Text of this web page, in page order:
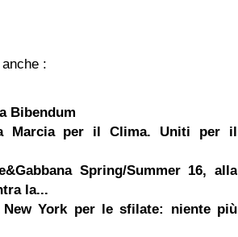
:
Bibendum
Marcia per il Clima. Uniti per il
Spring/Summer 16, alla
la...
New York per le sfilate: niente più